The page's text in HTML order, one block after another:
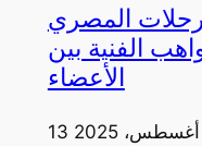
المصري
الفنية بين
الأعضاء
13 أغسطس، 2025